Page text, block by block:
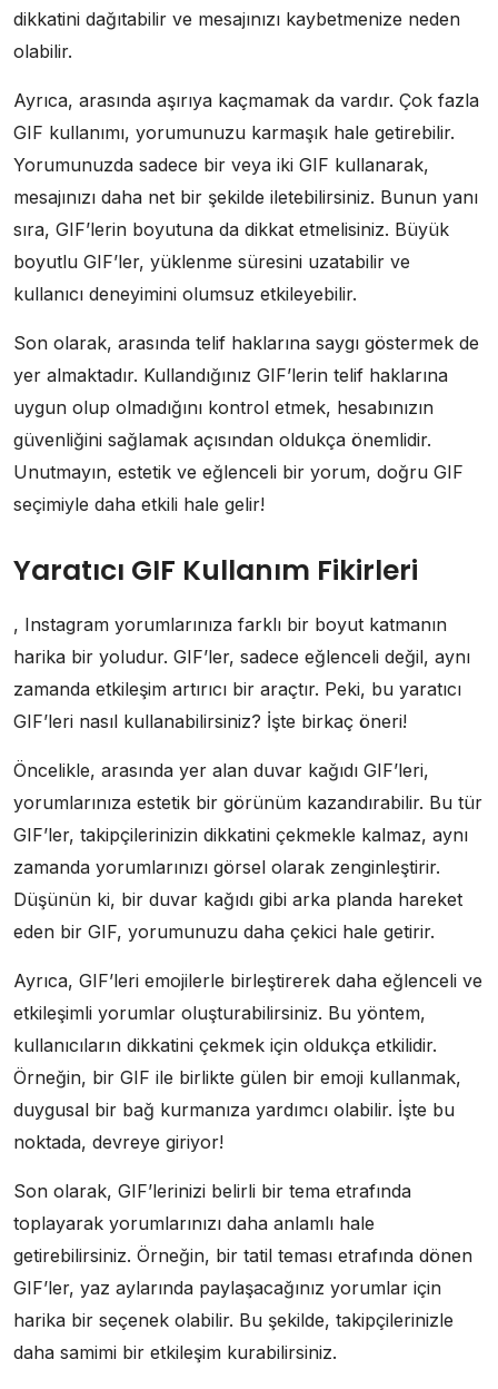
dikkatini dağıtabilir ve mesajınızı kaybetmenize neden
olabilir.
Ayrıca, arasında aşırıya kaçmamak da vardır. Çok fazla
GIF kullanımı, yorumunuzu karmaşık hale getirebilir.
Yorumunuzda sadece bir veya iki GIF kullanarak,
mesajınızı daha net bir şekilde iletebilirsiniz. Bunun yanı
sıra, GIF’lerin boyutuna da dikkat etmelisiniz. Büyük
boyutlu GIF’ler, yüklenme süresini uzatabilir ve
kullanıcı deneyimini olumsuz etkileyebilir.
Son olarak, arasında telif haklarına saygı göstermek de
yer almaktadır. Kullandığınız GIF’lerin telif haklarına
uygun olup olmadığını kontrol etmek, hesabınızın
güvenliğini sağlamak açısından oldukça önemlidir.
Unutmayın, estetik ve eğlenceli bir yorum, doğru GIF
seçimiyle daha etkili hale gelir!
Yaratıcı GIF Kullanım Fikirleri
, Instagram yorumlarınıza farklı bir boyut katmanın
harika bir yoludur. GIF’ler, sadece eğlenceli değil, aynı
zamanda etkileşim artırıcı bir araçtır. Peki, bu yaratıcı
GIF’leri nasıl kullanabilirsiniz? İşte birkaç öneri!
Öncelikle, arasında yer alan duvar kağıdı GIF’leri,
yorumlarınıza estetik bir görünüm kazandırabilir. Bu tür
GIF’ler, takipçilerinizin dikkatini çekmekle kalmaz, aynı
zamanda yorumlarınızı görsel olarak zenginleştirir.
Düşünün ki, bir duvar kağıdı gibi arka planda hareket
eden bir GIF, yorumunuzu daha çekici hale getirir.
Ayrıca, GIF’leri emojilerle birleştirerek daha eğlenceli ve
etkileşimli yorumlar oluşturabilirsiniz. Bu yöntem,
kullanıcıların dikkatini çekmek için oldukça etkilidir.
Örneğin, bir GIF ile birlikte gülen bir emoji kullanmak,
duygusal bir bağ kurmanıza yardımcı olabilir. İşte bu
noktada, devreye giriyor!
Son olarak, GIF’lerinizi belirli bir tema etrafında
toplayarak yorumlarınızı daha anlamlı hale
getirebilirsiniz. Örneğin, bir tatil teması etrafında dönen
GIF’ler, yaz aylarında paylaşacağınız yorumlar için
harika bir seçenek olabilir. Bu şekilde, takipçilerinizle
daha samimi bir etkileşim kurabilirsiniz.